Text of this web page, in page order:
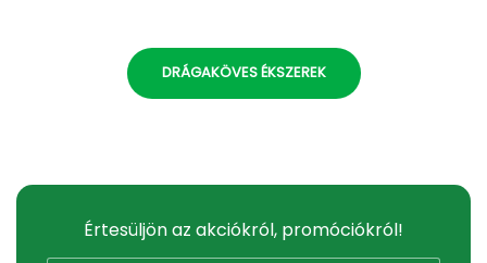
DRÁGAKÖVES ÉKSZEREK
Értesüljön az akciókról, promóciókról!